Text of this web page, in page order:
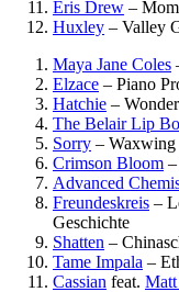
Eris Drew –
Huxley – Valley
Maya Jane Coles
Elzace – Piano
Hatchie – Wonder
The Belair Lip
Sorry – Waxwing
Crimson Bloom –
Advanced
Freundeskreis –
Geschichte
Shatten –
Tame Impala –
Cassian feat.